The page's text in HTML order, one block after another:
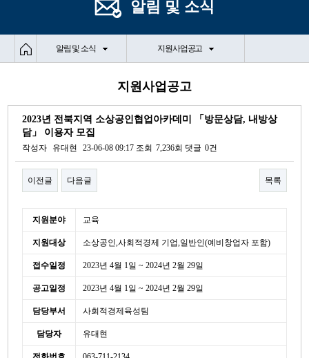
알림 및 소식
알림 및 소식 지원사업공고
지원사업공고
2023년 전북지역 소상공인협업아카데미 「방문상담, 내방상
담」 이용자 모집
작성자 유대현 23-06-08 09:17 조회 7,236회 댓글 0건
이전글 다음글 목록
본문
지원분야 교육
지원대상 소상공인,사회적경제 기업,일반인(예비창업자 포함)
접수일정 2023년 4월 1일 ~ 2024년 2월 29일
공고일정 2023년 4월 1일 ~ 2024년 2월 29일
담당부서 사회적경제육성팀
담당자 유대현